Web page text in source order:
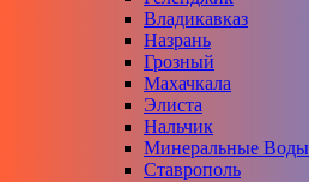
Владикавказ
Назрань
Грозный
Махачкала
Элиста
Нальчик
Минеральные Воды
Ставрополь